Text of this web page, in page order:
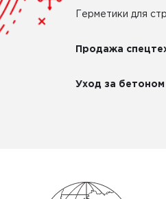
Герметики для
Продажа
Уход за бетоном